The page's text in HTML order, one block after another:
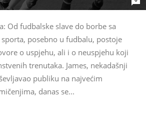
Od fudbalske slave do borbe sa
posebno u fudbalu, postoje
o uspjehu, ali i o neuspjehu koji
trenutaka. James, nekadašnji
publiku na najvećim
danas se...